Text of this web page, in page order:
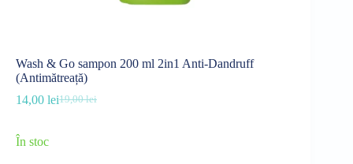
Wash & Go sampon 200 ml 2in1 Anti-Dandruff
(Antimătreață)
19,00lei
Prețul
14,00 leiPrețul
În stoc